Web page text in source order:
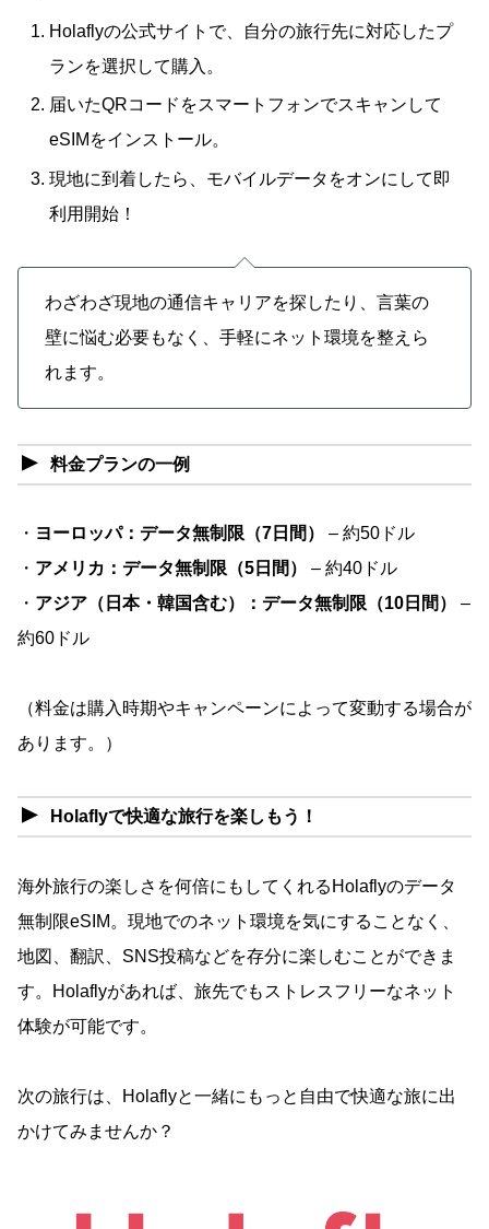
Holaflyの公式サイトで、自分の旅行先に対応したプ
ランを選択して購入。
届いたQRコードをスマートフォンでスキャンして
eSIMをインストール。
現地に到着したら、モバイルデータをオンにして即
利用開始！
わざわざ現地の通信キャリアを探したり、言葉の
壁に悩む必要もなく、手軽にネット環境を整えら
れます。
料金プランの一例
・ ヨーロッパ：データ無制限（7日間）
– 約50ドル
・ アメリカ：データ無制限（5日間）
– 約40ドル
・ アジア（日本・韓国含む）：データ無制限（10日間）
–
約60ドル
（料金は購入時期やキャンペーンによって変動する場合が
あります。）
Holaflyで快適な旅行を楽しもう！
海外旅行の楽しさを何倍にもしてくれるHolaflyのデータ
無制限eSIM。現地でのネット環境を気にすることなく、
地図、翻訳、SNS投稿などを存分に楽しむことができま
す。Holaflyがあれば、旅先でもストレスフリーなネット
体験が可能です。
次の旅行は、Holaflyと一緒にもっと自由で快適な旅に出
かけてみませんか？